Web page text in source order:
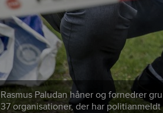
Rasmus Paludan håner og fornedrer
37 organisationer, der har